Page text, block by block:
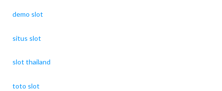
demo slot
situs slot
slot thailand
toto slot